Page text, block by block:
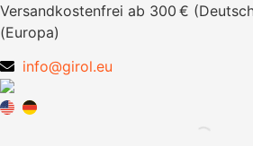
Zum
Inhalt
Versandkostenfrei ab 300 €
(Europa)
info@girol.eu